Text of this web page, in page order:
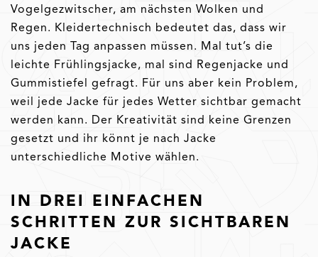
Vogelgezwitscher, am nächsten Wolken und
Regen. Kleidertechnisch bedeutet das, dass wir
uns jeden Tag anpassen müssen. Mal tut’s die
leichte Frühlingsjacke, mal sind Regenjacke und
Gummistiefel gefragt. Für uns aber kein Problem,
weil jede Jacke für jedes Wetter sichtbar gemacht
werden kann. Der Kreativität sind keine Grenzen
gesetzt und ihr könnt je nach Jacke
unterschiedliche Motive wählen.
IN DREI EINFACHEN
SCHRITTEN ZUR SICHTBAREN
JACKE